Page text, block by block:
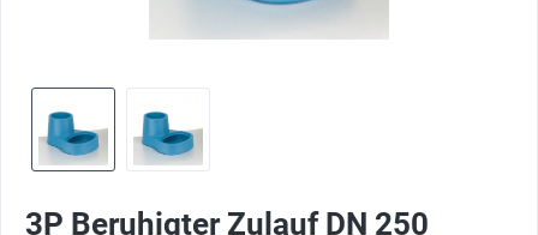
3P Beruhigter Zulauf DN 250